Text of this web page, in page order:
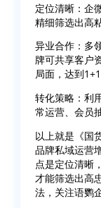
定位清晰：企
精细筛选出高
异业合作：多
牌可共享客户
局面，达到
转化策略：利
常运营、会员
以上就是《国
品牌私域运营
点是定位清晰
才能筛选出高
法，关注语鹦